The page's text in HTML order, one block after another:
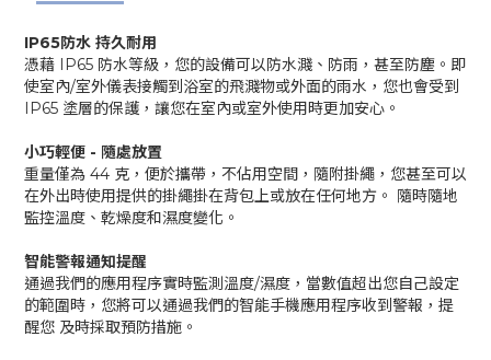
IP65防水 持久耐用
憑藉 IP65 防水等級，您的設備可以防水濺、防雨，甚至防塵。即
使室內/室外儀表接觸到浴室的飛濺物或外面的雨水，您也會受到
IP65 塗層的保護，讓您在室內或室外使用時更加安心。
小巧輕便 - 隨處放置
重量僅為 44 克，便於攜帶，不佔用空間，隨附掛繩，您甚至可以
在外出時使用提供的掛繩掛在背包上或放在任何地方。 隨時隨地
監控溫度、乾燥度和濕度變化。
智能警報通知提醒
通過我們的應用程序實時監測溫度/濕度，當數值超出您自己設定
的範圍時，您將可以通過我們的智能手機應用程序收到警報，提
醒您 及時採取預防措施。